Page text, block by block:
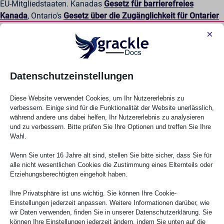
EU-Mitgliedstaaten. Kanadas Gesetz für barrierefreies
Kanada, Ontario's Gesetz über die Zugänglichkeit für Ontarier
mit Behinderungen (AODA)
Australiens Gesetz zur Diskriminierung von
weiter verstärkenZugänglichkeit
digitale Dokumente, wenn diese für die Erbringung von
Dienstleistungen, für Beschäftigungsinformationen oder für die
öffentliche Kommunikation verwendet werden. Multinationale
Organisationen sehen sich mit sich überschneidenden
konfrontiert. Die Erwartungen an die Einhaltung der
Vorschriften steigen, statt zu sinken, und die
Die weltweite Angleichung an Standards stärkt die
Verantwortlichkeit. Da sich Regulierungsbehörden und
Datenschutzeinstellungen
×
Diese Website verwendet Cookies, um Ihr Nutzererlebnis zu
verbessern. Einige sind für die Funktionalität der Website unerlässlich,
während andere uns dabei helfen, Ihr Nutzererlebnis zu analysieren
und zu verbessern. Bitte prüfen Sie Ihre Optionen und treffen Sie Ihre
Wahl.
Wenn Sie unter 16 Jahre alt sind, stellen Sie bitte sicher, dass Sie für
alle nicht wesentlichen Cookies die Zustimmung eines Elternteils oder
Erziehungsberechtigten eingeholt haben.
Ihre Privatsphäre ist uns wichtig. Sie können Ihre Cookie-
Einstellungen jederzeit anpassen. Weitere Informationen darüber, wie
wir Daten verwenden, finden Sie in unserer Datenschutzerklärung. Sie
können Ihre Einstellungen jederzeit ändern, indem Sie unten auf die